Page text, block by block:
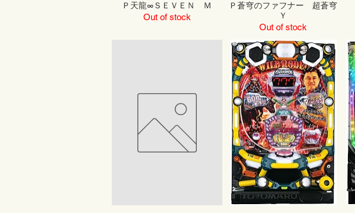
Ｐ天龍∞ＳＥＶＥＮ Ｍ
Out of stock
Ｐ蒼穹のファフナー 超蒼穹
Ｙ
Out of stock